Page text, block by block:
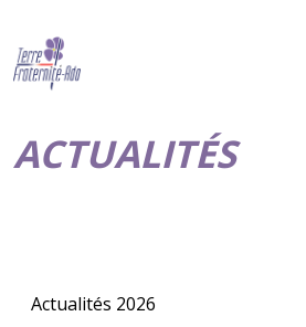
ACTUALITÉS
Actualités 2026